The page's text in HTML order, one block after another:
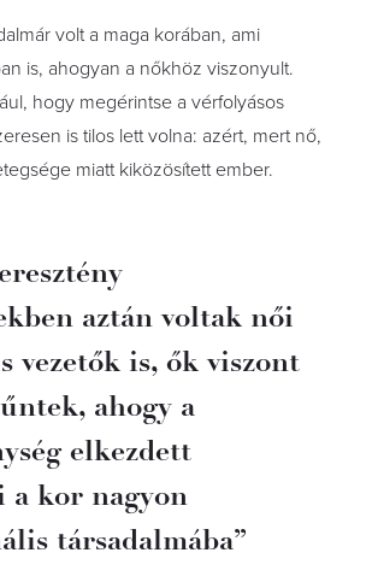
volt a maga korában, ami
is, ahogyan a nőkhöz viszonyult.
hogy megérintse a vérfolyásos
is tilos lett volna: azért, mert nő,
miatt kiközösített ember.
aztán voltak női
vezetők is, ők viszont
ahogy a
elkezdett
a kor nagyon
társadalmába”